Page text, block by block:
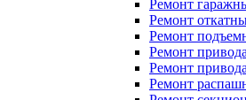
Ремонт
Ремонт
Ремонт
Ремонт
Ремонт
Ремонт